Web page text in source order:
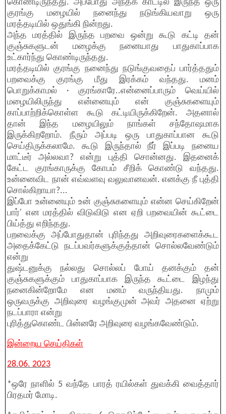
கொண்டிருந்தது. அப்போது அந்தக் காட்டில் இருந்த ஒரு
குரங்கு மழையில் நனைந்து நடுங்கியவாறு ஒரு
மரத்தடியில் ஒதுங்கி நின்றது.
அந்த மரத்தில் இருந்த பறவை ஒன்று கூடு கட்டி தன்
குஞ்சுகளுடன் மழைக்கு நனையாது பாதுகாப்பாக
உட்கார்ந்து கொண்டிருந்தது.
மரத்தடியில் குரங்கு நனைந்து நடுங்குவதைப் பார்த்ததும்
பறவைக்கு குரங்கு மீது இரக்கம் வந்தது. மனம்
பொறுக்காமல் · குரங்காரே..என்னைப்பாரும் வெய்யில்
மழையிலிருந்து என்னையும் என் குஞ்சுகளையும்
காப்பாற்றிக்கொள்ள கூடு கட்டியிருக்கிறேன். அதனால்
தான் இந்த மழையிலும் நாங்கள் சந்தோஷமாக
இருக்கிறறோம். நீரும் அப்படி ஒரு பாதுகாப்பான கூடு
செய்திருக்கலாமே. கூடு இருந்தால் நீர் இப்படி நனைய
மாட்டீர் அல்லவா? என்று புத்தி சொன்னது. இதனைக்
கேட்ட குரங்காருக்கு கோபம் சீறிக் கொண்டு வந்தது.
உன்னைவிட நான் எவ்வளவு வலுவானவன். எனக்கு நீ புத்தி
சொல்கிறாயா?...
இப்போ உன்னையும் உன் குஞ்சுகளையும் என்ன செய்கிறேன்
பார்' என மரத்தில் விடுவிடு என ஏறி பறவையின் கூட்டை
பிய்த்து எறிந்தது.
பறவைக்கு அப்போதுதான் புரிந்தது அறிவுரைகளைக்கூட
அதைக்கேட்டு நடப்பவர்களுக்குத்தான் சொல்லவேண்டும்
என்று
துஷ்டனுக்கு நல்லது சொல்லப் போய் தனக்கும் தன்
குஞ்சுகளுக்கும் பாதுகாப்பாக இருந்த கூட்டை இழந்து
நனைகின்றோமே என மனம் வருந்தியது. நாமும்
ஒருவருக்கு அறிவுரை வழங்குமுன் அவர் அதனை ஏற்று
நடப்பாரா என்று
புரித்துகொண்ட பின்னரே அறிவுரை வழங்கவேண்டும்.
இன்றைய செய்திகள்
28.06. 2023
*ஒரே நாளில் 5 வந்தே பாரத் ரயில்கள் துவக்கி வைத்தார்
பிரதமர் மோடி.